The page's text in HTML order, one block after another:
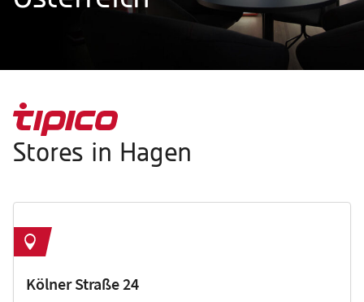
Stores in Hagen
Kölner Straße 24